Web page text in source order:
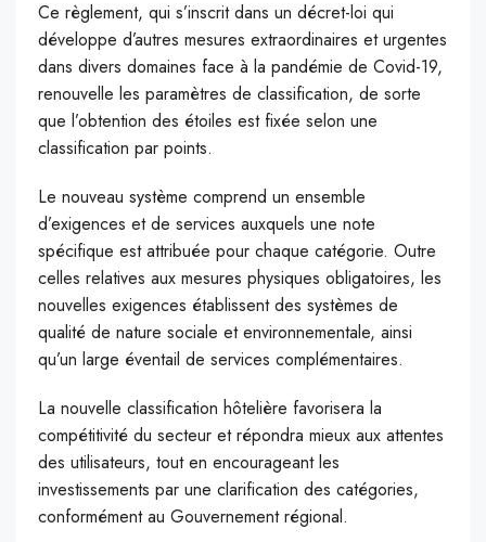
Ce règlement, qui s’inscrit dans un décret-loi qui
développe d’autres mesures extraordinaires et urgentes
dans divers domaines face à la pandémie de Covid-19,
renouvelle les paramètres de classification, de sorte
que l’obtention des étoiles est fixée selon une
classification par points.
Le nouveau système comprend un ensemble
d’exigences et de services auxquels une note
spécifique est attribuée pour chaque catégorie. Outre
celles relatives aux mesures physiques obligatoires, les
nouvelles exigences établissent des systèmes de
qualité de nature sociale et environnementale, ainsi
qu’un large éventail de services complémentaires.
La nouvelle classification hôtelière favorisera la
compétitivité du secteur et répondra mieux aux attentes
des utilisateurs, tout en encourageant les
investissements par une clarification des catégories,
conformément au Gouvernement régional.